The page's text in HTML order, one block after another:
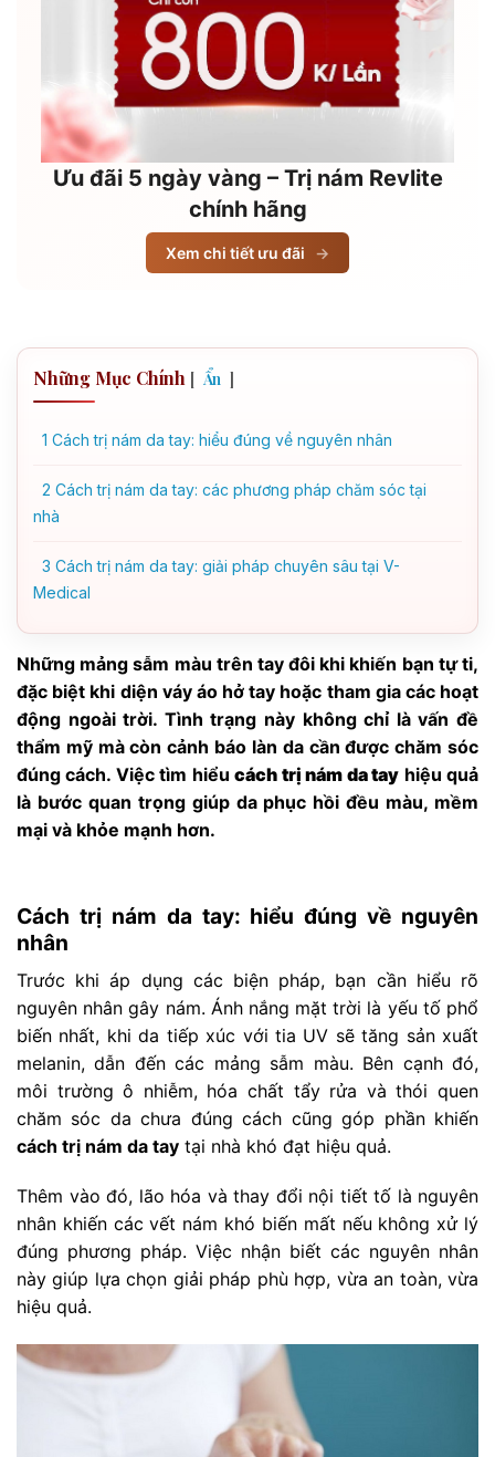
Ưu đãi 5 ngày vàng – Trị nám Revlite
chính hãng
Xem chi tiết ưu đãi →
Những Mục Chính [ Ẩn ]
1 Cách trị nám da tay: hiểu đúng về nguyên nhân
2 Cách trị nám da tay: các phương pháp chăm sóc tại
nhà
3 Cách trị nám da tay: giải pháp chuyên sâu tại V-
Medical
Những mảng sẫm màu trên tay đôi khi khiến bạn tự ti,
đặc biệt khi diện váy áo hở tay hoặc tham gia các hoạt
động ngoài trời. Tình trạng này không chỉ là vấn đề
thẩm mỹ mà còn cảnh báo làn da cần được chăm sóc
đúng cách. Việc tìm hiểucách trị nám da tay hiệu quả
là bước quan trọng giúp da phục hồi đều màu, mềm
mại và khỏe mạnh hơn.
Cách trị nám da tay: hiểu đúng về nguyên
nhân
Trước khi áp dụng các biện pháp, bạn cần hiểu rõ
nguyên nhân gây nám. Ánh nắng mặt trời là yếu tố phổ
biến nhất, khi da tiếp xúc với tia UV sẽ tăng sản xuất
melanin, dẫn đến các mảng sẫm màu. Bên cạnh đó,
môi trường ô nhiễm, hóa chất tẩy rửa và thói quen
chăm sóc da chưa đúng cách cũng góp phần khiến
cách trị nám da tay tại nhà khó đạt hiệu quả.
Thêm vào đó, lão hóa và thay đổi nội tiết tố là nguyên
nhân khiến các vết nám khó biến mất nếu không xử lý
đúng phương pháp. Việc nhận biết các nguyên nhân
này giúp lựa chọn giải pháp phù hợp, vừa an toàn, vừa
hiệu quả.